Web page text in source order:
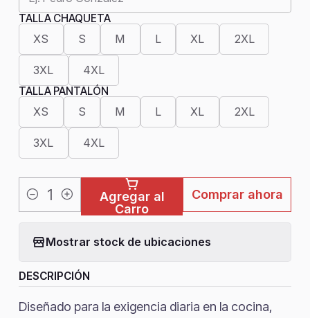
TALLA CHAQUETA
XS S M L XL 2XL
3XL 4XL
TALLA PANTALÓN
XS S M L XL 2XL
3XL 4XL
Cantidad
Agregar al
Carro
Comprar ahora
Mostrar stock de ubicaciones
DESCRIPCIÓN
Diseñado para la exigencia diaria en la cocina,